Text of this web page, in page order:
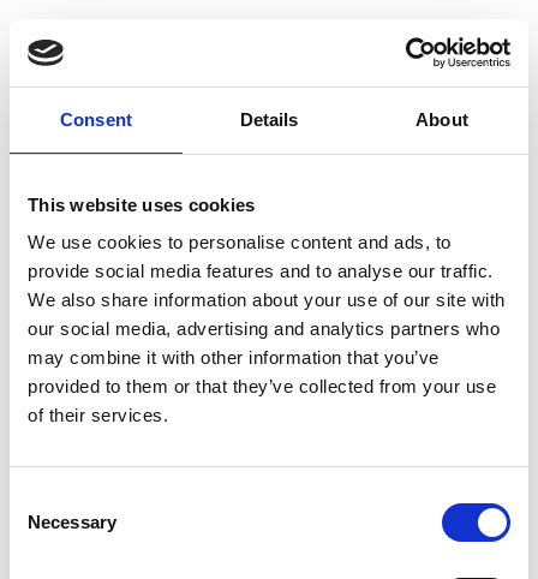
Consent Details About
This website uses cookies
We use cookies to personalise content and ads, to
provide social media features and to analyse our traffic.
We also share information about your use of our site with
our social media, advertising and analytics partners who
may combine it with other information that you’ve
provided to them or that they’ve collected from your use
of their services.
Selection
Necessary
Productspecificaties
Gewicht
0.2 kg
EAN
4260611141172
€7,95